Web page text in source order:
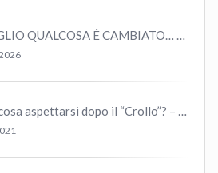
É CAMBIATO… #bitcoin #crypto #trading
BITCOIN cosa aspettarsi dopo il “Crollo”? – CryptoMonday NEWS w16/’21